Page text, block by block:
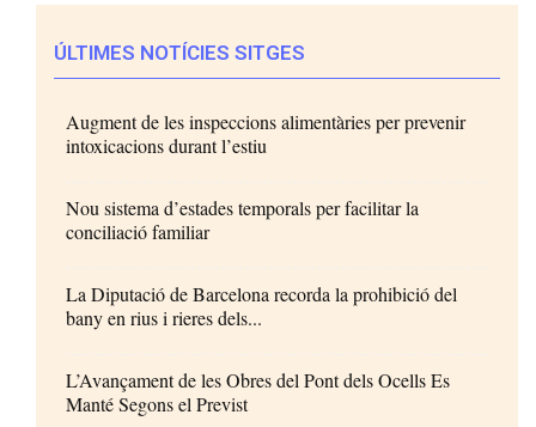
ÚLTIMES NOTÍCIES SITGES
Augment de les inspeccions alimentàries per prevenir
intoxicacions durant l’estiu
Nou sistema d’estades temporals per facilitar la
conciliació familiar
La Diputació de Barcelona recorda la prohibició del
bany en rius i rieres dels...
L’Avançament de les Obres del Pont dels Ocells Es
Manté Segons el Previst